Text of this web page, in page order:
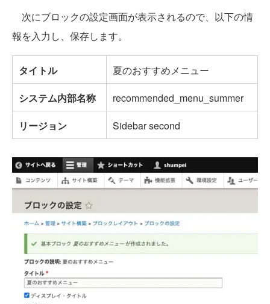
次にブロックの設定画面が表示されるので、以下の情
報を入力し、保存します。
タイトル
夏のおすすめメニュー
システム内部名称
recommended_menu_summer
リージョン
Sidebar second